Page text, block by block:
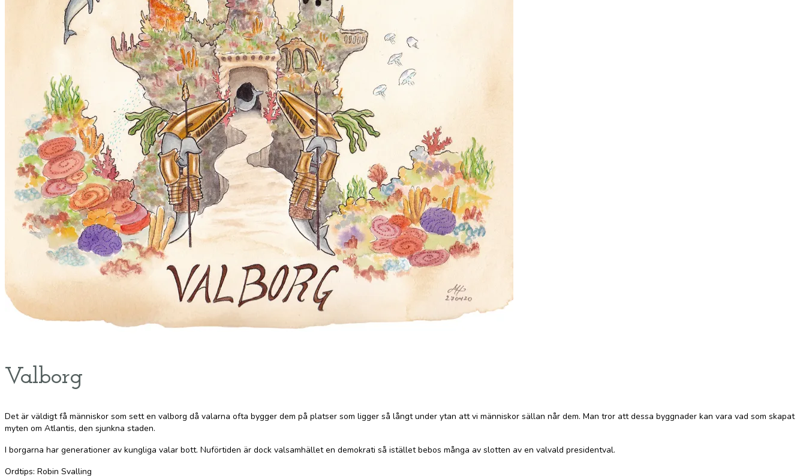
Valborg
Det är väldigt få människor som sett en valborg då valarna ofta bygger dem på platser som ligger så långt under ytan att vi människor sällan når dem. Man tror att dessa byggnader kan vara vad som skapat
myten om Atlantis, den sjunkna staden.
I borgarna har generationer av kungliga valar bott. Nuförtiden är dock valsamhället en demokrati så istället bebos många av slotten av en valvald presidentval.
Ordtips: Robin Svalling